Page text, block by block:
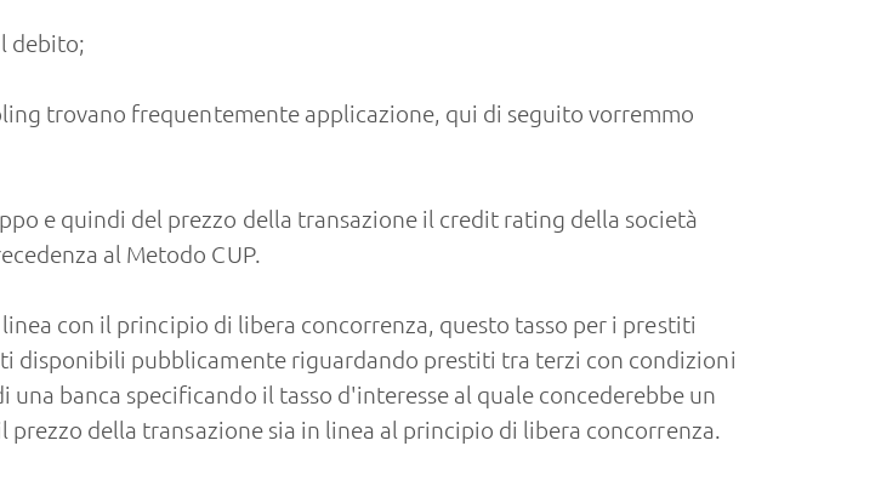
debito;
trovano frequentemente applicazione, qui di seguito vorremmo
e quindi del prezzo della transazione il credit rating della società
al Metodo CUP.
con il principio di libera concorrenza, questo tasso per i prestiti
disponibili pubblicamente riguardando prestiti tra terzi con condizioni
banca specificando il tasso d'interesse al quale concederebbe un
della transazione sia in linea al principio di libera concorrenza.